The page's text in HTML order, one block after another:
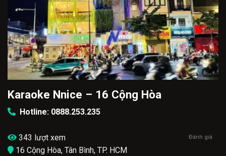
Karaoke Nnice – 16 Cộng Hòa
Hotline: 0888.253.235
343 lượt xem Đánh giá
16 Cộng Hòa, Tân Bình, TP. HCM